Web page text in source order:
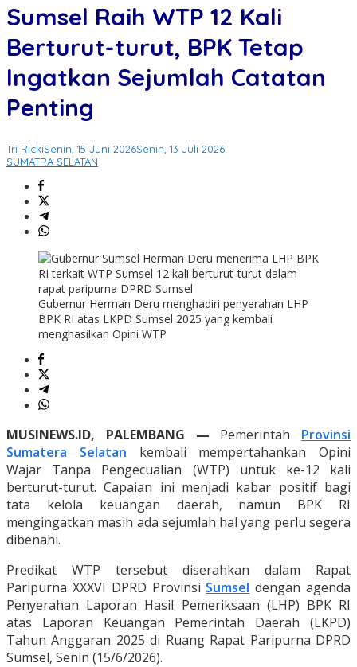
Sumsel Raih WTP 12 Kali
Berturut-turut, BPK Tetap
Ingatkan Sejumlah Catatan
Penting
Tri RickiSenin, 15 Juni 2026Senin, 13 Juli 2026
SUMATRA SELATAN
Gubernur Herman Deru menghadiri penyerahan LHP
BPK RI atas LKPD Sumsel 2025 yang kembali
menghasilkan Opini WTP
MUSINEWS.ID, PALEMBANG — Pemerintah Provinsi
Sumatera Selatan kembali mempertahankan Opini
Wajar Tanpa Pengecualian (WTP) untuk ke-12 kali
berturut-turut. Capaian ini menjadi kabar positif bagi
tata kelola keuangan daerah, namun BPK RI
mengingatkan masih ada sejumlah hal yang perlu segera
dibenahi.
Predikat WTP tersebut diserahkan dalam Rapat
Paripurna XXXVI DPRD Provinsi Sumsel dengan agenda
Penyerahan Laporan Hasil Pemeriksaan (LHP) BPK RI
atas Laporan Keuangan Pemerintah Daerah (LKPD)
Tahun Anggaran 2025 di Ruang Rapat Paripurna DPRD
Sumsel, Senin (15/6/2026).